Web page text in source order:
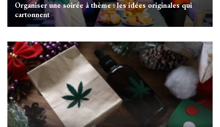
Organiser une soirée à thème : les idées originales qui
cartonnent